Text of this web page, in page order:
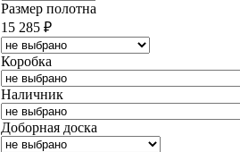
Размер полотна
15 285 ₽
Коробка
Наличник
Доборная доска